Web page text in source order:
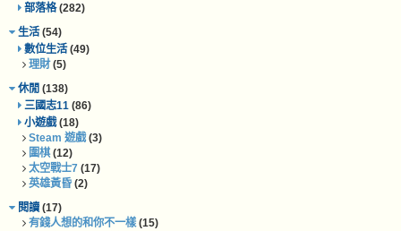
部落格(282)
生活(54)
數位生活(49)
理財(5)
休閒 (138)
三國志11 (86)
小遊戲(18)
Steam 遊戲(3)
圍棋(12)
太空戰士7 (17)
英雄黃昏 (2)
閱讀 (17)
有錢人想的和你不一樣(15)